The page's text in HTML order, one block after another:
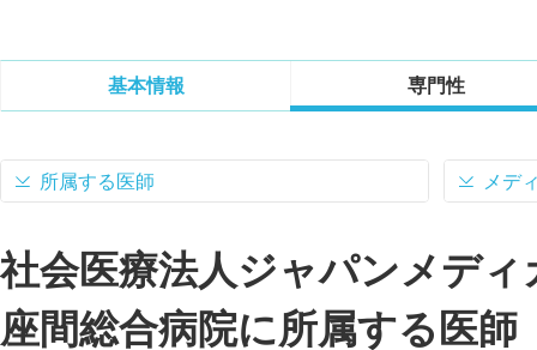
基本情報 専門性
所属する医師 メデ
社会医療法人ジャパンメデ
座間総合病院に所属する医師